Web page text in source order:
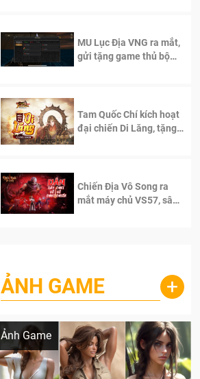
MU Lục Địa VNG ra mắt,
gửi tặng game thủ bộ
Tam Quốc Chí kích hoạt
đại chiến Di Lăng, tặng
Chiến Địa Vô Song ra
mắt máy chủ VS57, sân
ẢNH GAME +
Ảnh Game
Lala Croft vừa nóng vừa xinh dưới nét vẽ